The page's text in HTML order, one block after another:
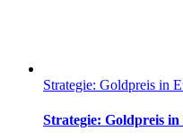
Strategie: Goldpreis in
Strategie: Goldpreis